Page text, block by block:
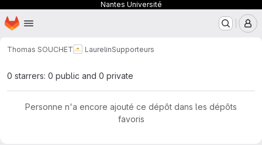
Nantes Université
Passer au contenu principal
Page d'accueil
Thomas SOUCHET LaurelinSupporteurs
0 starrers: 0 public and 0 private
Personne n'a encore ajouté ce dépôt dans les dépôts
favoris